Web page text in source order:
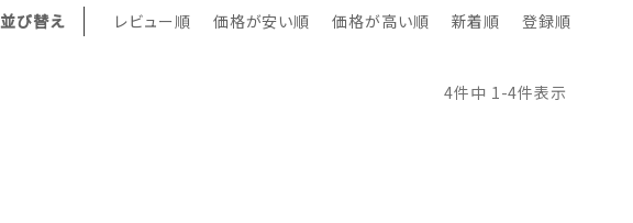
並び替え レビュー順 価格が安い順 価格が高い順 新着順 登録順
4件中 1 -4件表示